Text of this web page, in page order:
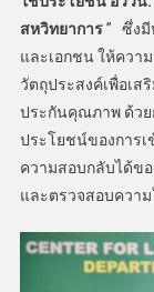
สหวิทยาการ” ซึ่งมี
และเอกชน ให้ควา
วัตถุประสงค์เพื่อเส
ประกันคุณภาพ ด้ว
ประโยชน์ของการ
ความสอบกลับได้ข
และตรวจสอบควา